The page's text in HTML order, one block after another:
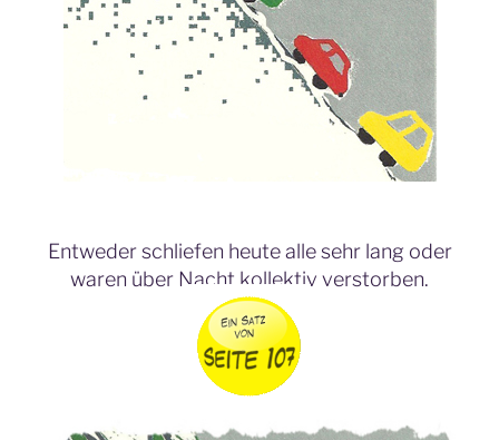
Entweder schliefen heute alle sehr lang oder
waren über Nacht kollektiv verstorben.